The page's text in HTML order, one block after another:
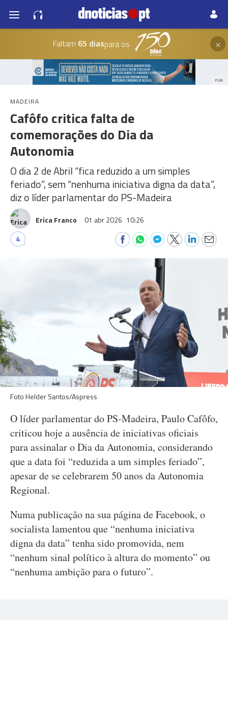
Faltam 65 diaspara os ×
PUB
MADEIRA
Cafôfo critica falta de
comemorações do Dia da
Autonomia
O dia 2 de Abril “fica reduzido a um simples
feriado”, sem “nenhuma iniciativa digna da data”,
diz o líder parlamentar do PS-Madeira
Erica Franco 01 abr 2026 10:26
4
Foto Helder Santos/Aspress
O líder parlamentar do PS-Madeira, Paulo Cafôfo,
criticou hoje a ausência de iniciativas oficiais
para assinalar o Dia da Autonomia, considerando
que a data foi “reduzida a um simples feriado”,
apesar de se celebrarem 50 anos da Autonomia
Regional.
Numa publicação na sua página de Facebook, o
socialista lamentou que “nenhuma iniciativa
digna da data” tenha sido promovida, nem
“nenhum sinal político à altura do momento” ou
“nenhuma ambição para o futuro”.